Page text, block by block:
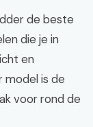
de beste
die je in
en
model is de
voor rond de